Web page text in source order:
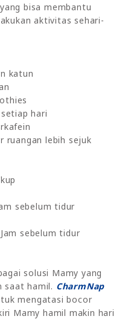
bisa membantu
aktivitas sehari-
katun
hari
ruangan lebih sejuk
sebelum tidur
sebelum tidur
solusi Mamy yang
saat hamil. CharmNap
mengatasi bocor
Mamy hamil makin hari